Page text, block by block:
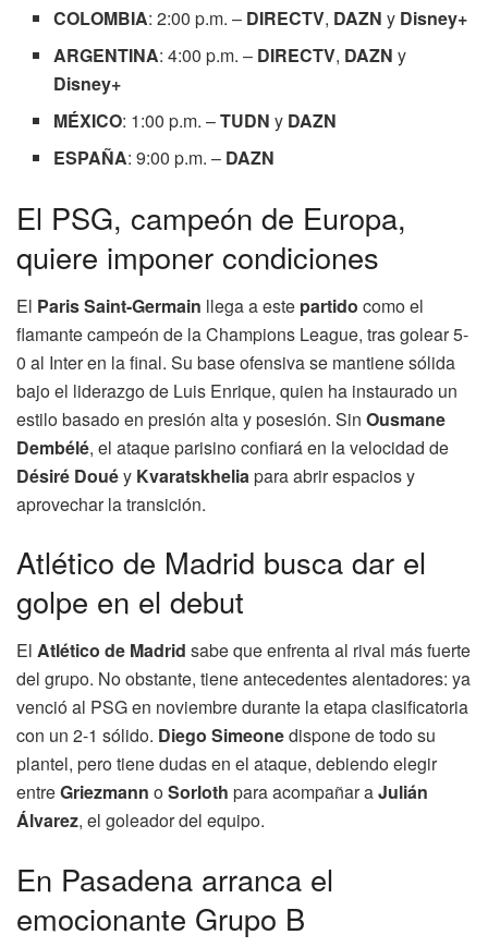
COLOMBIA: 2:00 p.m. – DIRECTV, DAZN y Disney+
ARGENTINA: 4:00 p.m. – DIRECTV, DAZN y
Disney+
MÉXICO: 1:00 p.m. –TUDN y DAZN
ESPAÑA: 9:00 p.m. – DAZN
El PSG, campeón de Europa,
quiere imponer condiciones
El Paris Saint-Germain llega a este partido como el
flamante campeón de la Champions League, tras golear 5-
0 al Inter en la final. Su base ofensiva se mantiene sólida
bajo el liderazgo de Luis Enrique, quien ha instaurado un
estilo basado en presión alta y posesión. Sin Ousmane
Dembélé, el ataque parisino confiará en la velocidad de
Désiré Douéy Kvaratskheliapara abrir espacios y
aprovechar la transición.
Atlético de Madrid busca dar el
golpe en el debut
El Atlético de Madrid sabe que enfrenta al rival más fuerte
del grupo. No obstante, tiene antecedentes alentadores: ya
venció al PSG en noviembre durante la etapa clasificatoria
con un 2-1 sólido. Diego Simeonedispone de todo su
plantel, pero tiene dudas en el ataque, debiendo elegir
entreGriezmann oSorloth para acompañar aJulián
Álvarez, el goleador del equipo.
En Pasadena arranca el
emocionante Grupo B